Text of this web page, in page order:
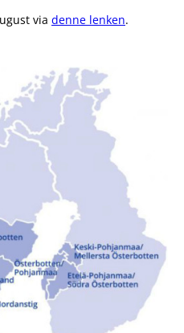
via denne lenken.